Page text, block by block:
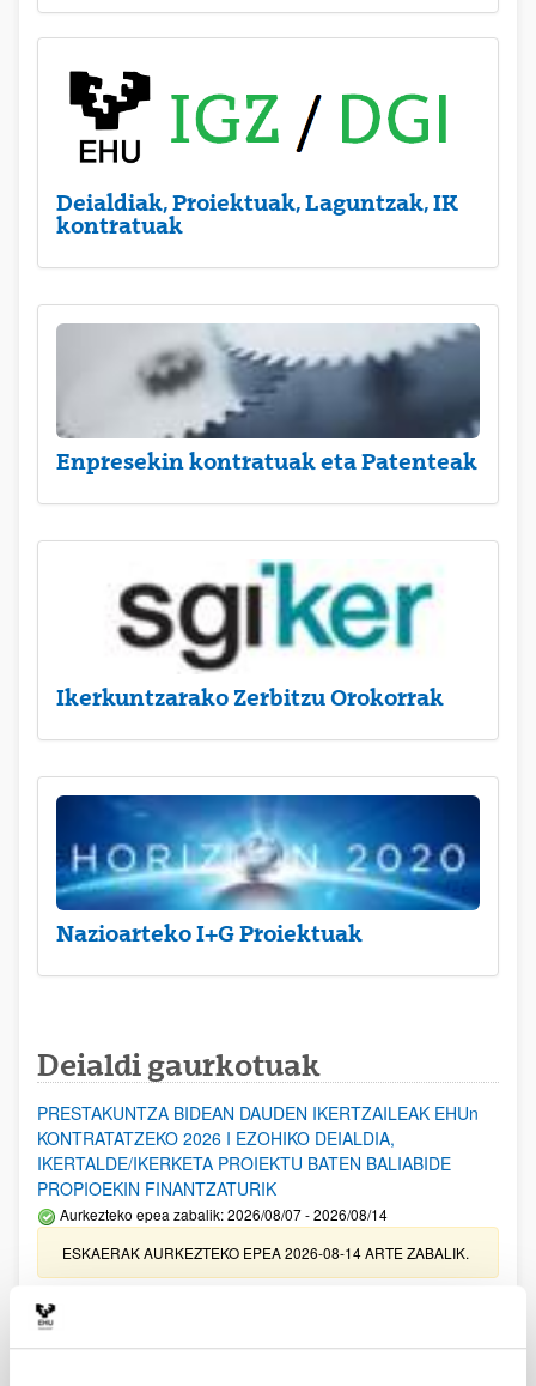
Deialdiak, Proiektuak, Laguntzak, IK
kontratuak
Enpresekin kontratuak eta Patenteak
Ikerkuntzarako Zerbitzu Orokorrak
Nazioarteko I+G Proiektuak
Deialdi gaurkotuak
PRESTAKUNTZA BIDEAN DAUDEN IKERTZAILEAK EHUn
KONTRATATZEKO 2026 I EZOHIKO DEIALDIA,
IKERTALDE/IKERKETA PROIEKTU BATEN BALIABIDE
PROPIOEKIN FINANTZATURIK
Aurkezteko epea zabalik: 2026/08/07 - 2026/08/14
ESKAERAK AURKEZTEKO EPEA 2026-08-14 ARTE ZABALIK.
UPV/EHUn Azpiegitura Zientifikoa eta Funts Bibliografikoak
erosi eta berritzeko laguntzak 2026